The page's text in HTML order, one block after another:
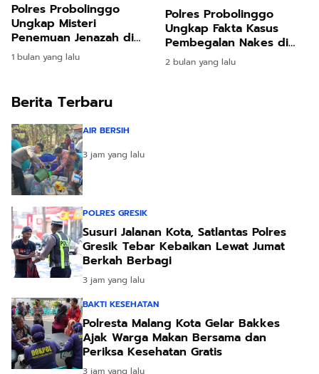
Polres Probolinggo
Ungkap Misteri
Penemuan Jenazah di
Dalam Sumur, Dua
Tersangka Diamankan
1 bulan yang lalu
Polres Probolinggo
Ungkap Fakta Kasus
Pembegalan Nakes di
Kraksaan Ternyata
Rekayasa
2 bulan yang lalu
Berita Terbaru
AIR BERSIH
3 jam yang lalu
POLRES GRESIK
Susuri Jalanan Kota, Satlantas Polres
Gresik Tebar Kebaikan Lewat Jumat
Berkah Berbagi
3 jam yang lalu
BAKTI KESEHATAN
Polresta Malang Kota Gelar Bakkes
Ajak Warga Makan Bersama dan
Periksa Kesehatan Gratis
3 jam yang lalu